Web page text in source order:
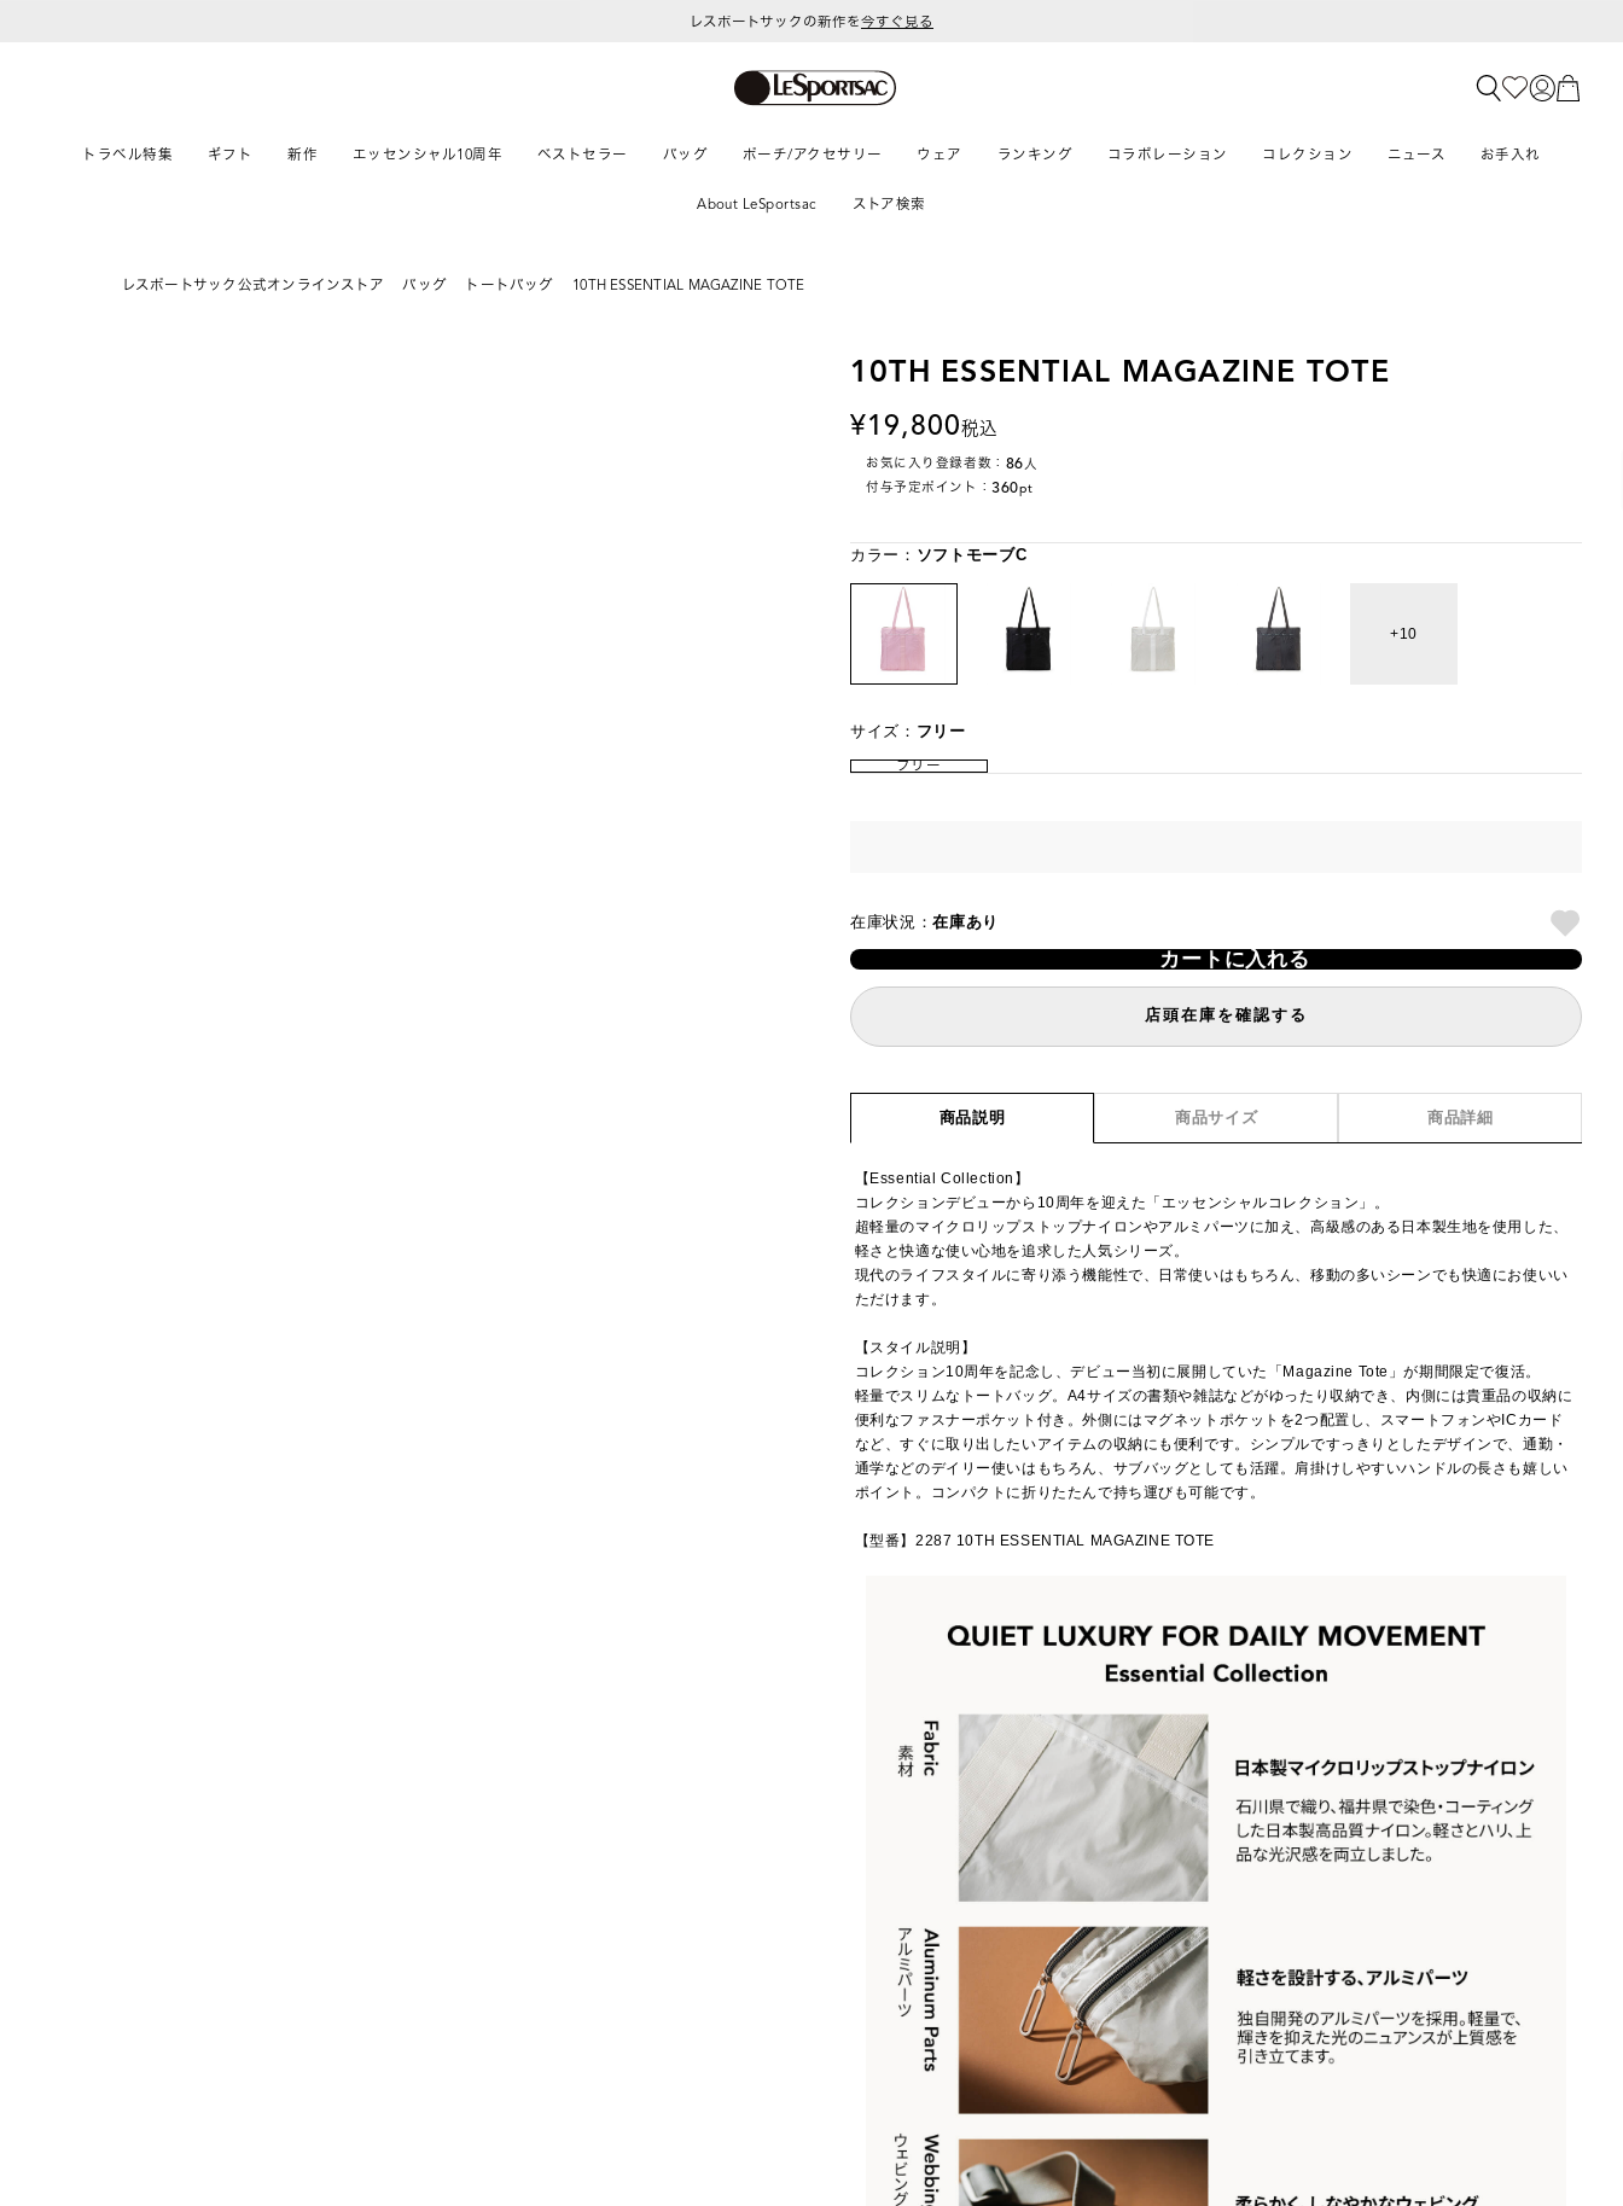
レスポートサックの新作を今すぐ見る
トラベル特集 ギフト 新作 エッセンシャル10周年 ベストセラー バッグ ポーチ/アクセサリー ウェア ランキング コラボレーション コレクション ニュース お手入れ
About LeSportsac ストア検索
レスポートサック公式オンラインストア バッグ トートバッグ 10TH ESSENTIAL MAGAZINE TOTE
10TH ESSENTIAL MAGAZINE TOTE
19,800税込
お気に入り登録者数： 86人
付与予定ポイント：360pt
カラー： ソフトモーブC
10
サイズ： フリー
フリー
在庫状況：在庫あり
カートに入れる
店頭在庫を確認する
商品説明 商品サイズ 商品詳細
【Essential Collection】
コレクションデビューから10周年を迎えた「エッセンシャルコレクション」。
超軽量のマイクロリップストップナイロンやアルミパーツに加え、高級感のある日本製生地を使用した、
軽さと快適な使い心地を追求した人気シリーズ。
現代のライフスタイルに寄り添う機能性で、日常使いはもちろん、移動の多いシーンでも快適にお使いい
ただけます。
【スタイル説明】
コレクション10周年を記念し、デビュー当初に展開していた「Magazine Tote」が期間限定で復活。
軽量でスリムなトートバッグ。A4サイズの書類や雑誌などがゆったり収納でき、内側には貴重品の収納に
便利なファスナーポケット付き。外側にはマグネットポケットを2つ配置し、スマートフォンやICカード
など、すぐに取り出したいアイテムの収納にも便利です。シンプルですっきりとしたデザインで、通勤・
通学などのデイリー使いはもちろん、サブバッグとしても活躍。肩掛けしやすいハンドルの長さも嬉しい
ポイント。コンパクトに折りたたんで持ち運びも可能です。
【型番】2287 10TH ESSENTIAL MAGAZINE TOTE